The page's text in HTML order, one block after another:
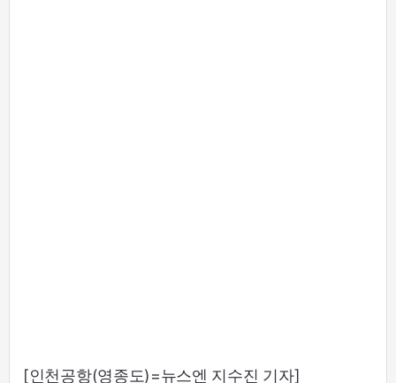
[인천공항(영종도)=뉴스엔 지수진 기자]